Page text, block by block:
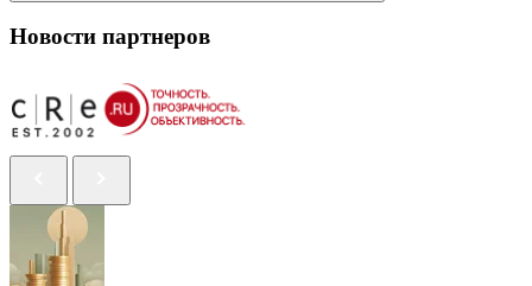
Новости партнеров